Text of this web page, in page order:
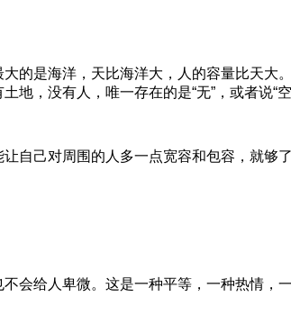
是海洋，天比海洋大，人的容量比天大
地，没有人，唯一存在的是“无”，或者说“空
己对周围的人多一点宽容和包容，就够了
给人卑微。这是一种平等，一种热情，